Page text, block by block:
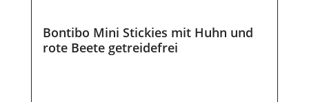
Bontibo Mini Stickies mit Huhn und
rote Beete getreidefrei